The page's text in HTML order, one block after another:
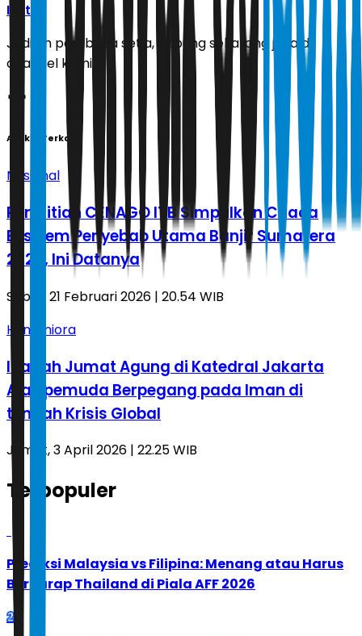
Ikuti
Jadilah pembaca setia, gabung sekarang juga di
channel kami!
Artikel Terkait
Nasional
Penelitian CENAGO ITB Simpulkan Cuaca
Ekstrem Penyebab Utama Banjir Sumatera
2025, Ini Datanya
Sabtu, 21 Februari 2026 | 20.54 WIB
Humaniora
Ibadah Jumat Agung di Katedral Jakarta
Ajak pemuda Berpegang pada Iman di
tengah Krisis Global
Jumat, 3 April 2026 | 22.25 WIB
Terpopuler
Prediksi Malaysia vs Filipina: Menang atau Harus
Berharap Thailand di Piala AFF 2026
2